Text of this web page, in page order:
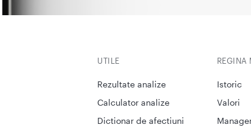
UTILE
Rezultate analize
Calculator analize
Dictionar de afectiuni
REGINA
Istoric
Valori